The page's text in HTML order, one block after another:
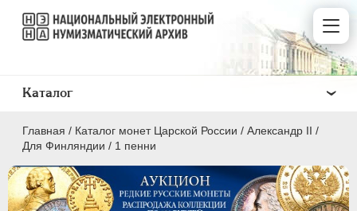
Главная / Каталог монет Царской России / Александр II /
Для Финляндии / 1 пенни
Каталог